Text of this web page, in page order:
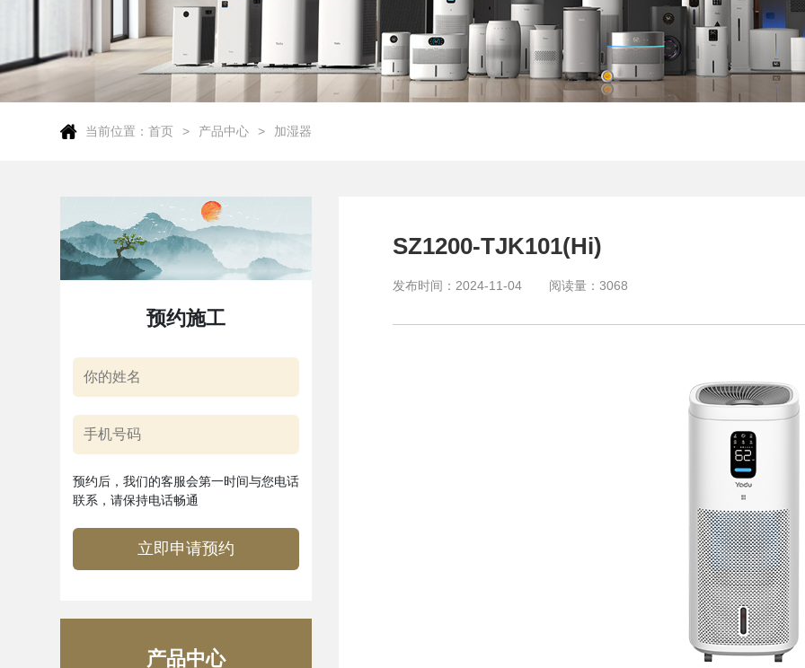
当前位置： 首页 产品中心 加湿器
预约施工
预约后，我们的客服会第一时间与您电话
联系，请保持电话畅通
立即申请预约
产品中心
SZ1200-TJK101(Hi)
发布时间： 2024-11-04 阅读量： 3068